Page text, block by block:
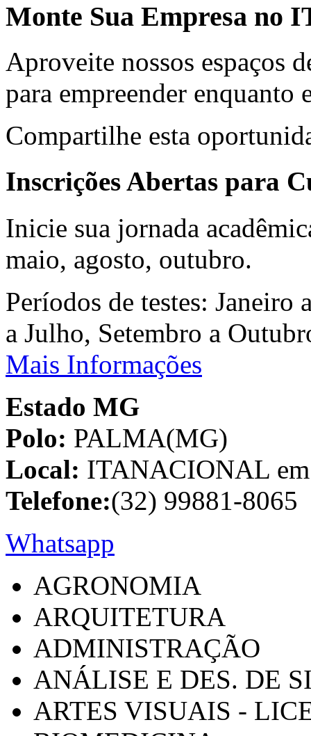
Monte Sua Empresa no
Aproveite nossos espaços
para empreender enquanto
Compartilhe esta
Inscrições Abertas para
Inicie sua jornada
maio, agosto, outubro.
Períodos de testes:
a Julho, Setembro a
Mais Informações
Estado MG
Polo: PALMA(MG)
Local: ITANACIONAL
Telefone:(32) 99881-8065
Whatsapp
AGRONOMIA
ARQUITETURA
ADMINISTRAÇÃO
ANÁLISE E DES. DE
ARTES VISUAIS -